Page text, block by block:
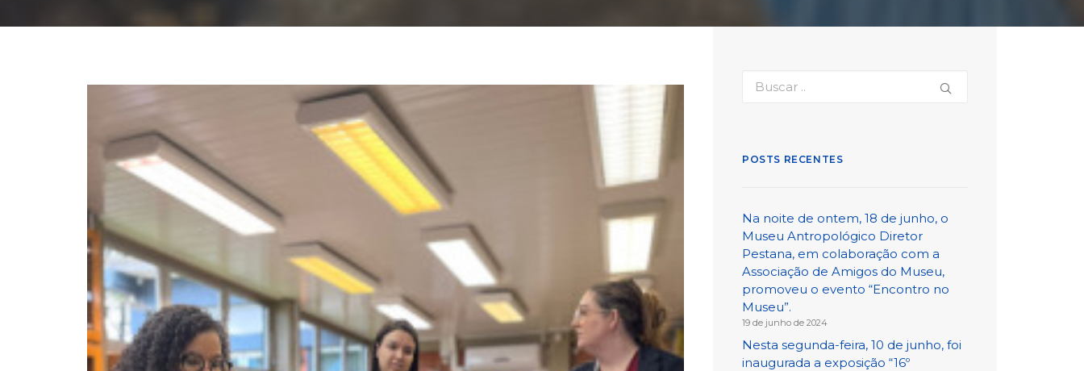
POSTS RECENTES
Na noite de ontem, 18 de junho, o
Museu Antropológico Diretor
Pestana, em colaboração com a
Associação de Amigos do Museu,
promoveu o evento “Encontro no
Museu”.
19 de junho de 2024
Nesta segunda-feira, 10 de junho, foi
inaugurada a exposição “16º